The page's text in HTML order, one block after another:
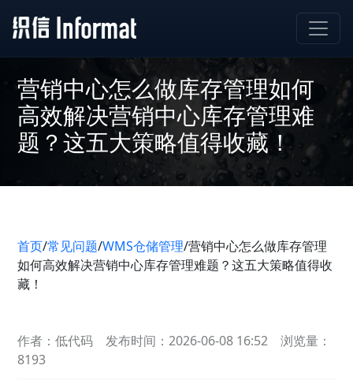
营销中心怎么做库存管理如何
高效解决营销中心库存管理难
题？这五大策略值得收藏！
首页/常见问题/WMS仓储管理/营销中心怎么做库存管理
如何高效解决营销中心库存管理难题？这五大策略值得收
藏！
作者：低代码 发布时间：2026-06-08 16:52
浏览量：
8193